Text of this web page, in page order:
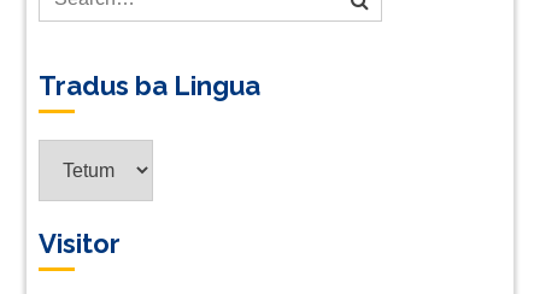
Tradus ba Lingua
Visitor